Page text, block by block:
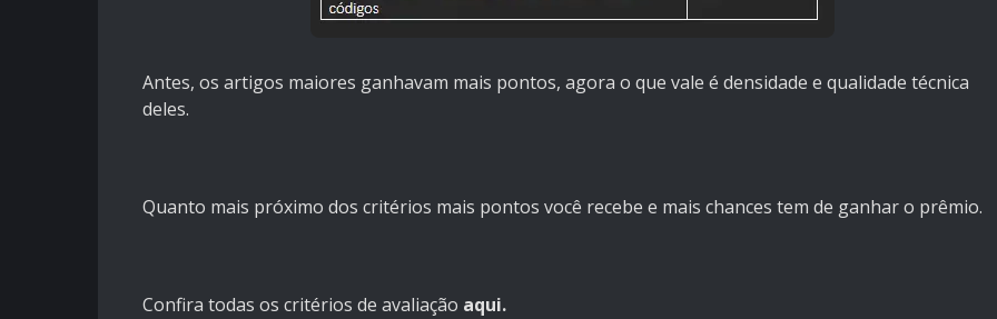
Antes, os artigos maiores ganhavam mais pontos, agora o que vale é densidade e qualidade técnica
deles.
Quanto mais próximo dos critérios mais pontos você recebe e mais chances tem de ganhar o prêmio.
Confira todas os critérios de avaliação aqui.